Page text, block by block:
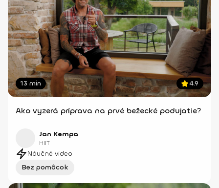
13 min 4.9
Ako vyzerá príprava na prvé bežecké podujatie?
Jan Kempa
HIIT
Náučné video
Bez pomôcok